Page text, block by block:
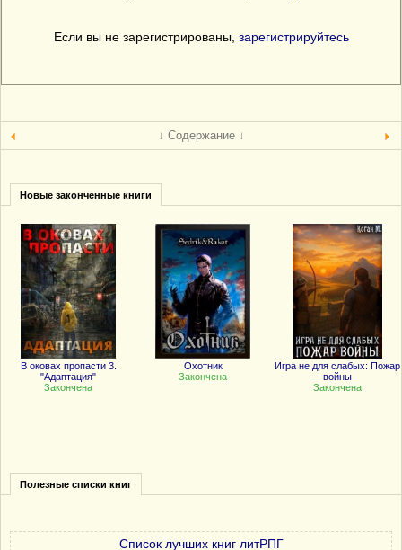
Если вы не зарегистрированы, зарегистрируйтесь
↓ Содержание ↓
Новые законченные книги
В оковах пропасти 3.
"Адаптация"
Закончена
Охотник
Закончена
Игра не для слабых: Пожар
войны
Закончена
Полезные списки книг
Список лучших книг литРПГ